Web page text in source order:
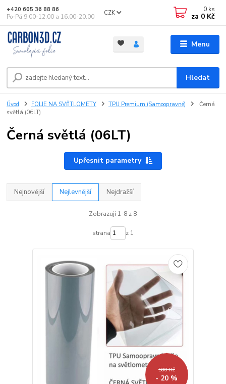
Menu
CZK
Hledat
+420 605 36 88 86
Po-Pá 9.00-12.00 a 16.00-20.00
0 ks
za 0 Kč
Úvod FOLIE NA SVĚTLOMETY TPU Premium (Samoopravné)
Černá
světlá (06LT)
Černá světlá (06LT)
Upřesnit parametry
Nejnovější Nejlevnější Nejdražší
Zobrazuji 1-8 z 8
strana z 1
500 Kč
- 20 %